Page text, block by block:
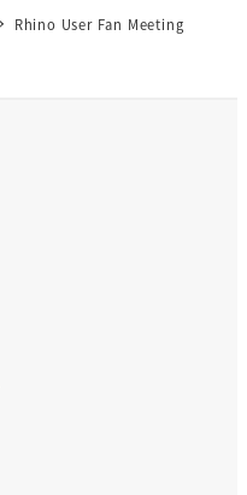
Rhino User Fan Meeting